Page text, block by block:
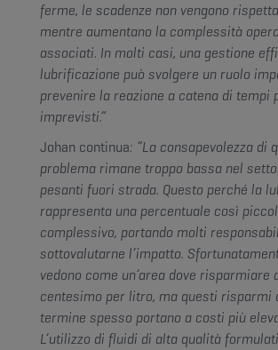
ferme, le scadenze non vengono
mentre aumentano la complessità
associati. In molti casi, una gestione
lubrificazione può svolgere un ruolo
prevenire la reazione a catena di tempi
imprevisti.”
Johan continua: “La consapevolezza di
problema rimane troppo bassa nel
pesanti fuori strada. Questo perché la
rappresenta una percentuale così
complessivo, portando molti
sottovalutarne l’impatto.
vedono come un’area dove risparmiare
centesimo per litro, ma questi risparmi
termine spesso portano a costi più
L’utilizzo di fluidi di alta qualità